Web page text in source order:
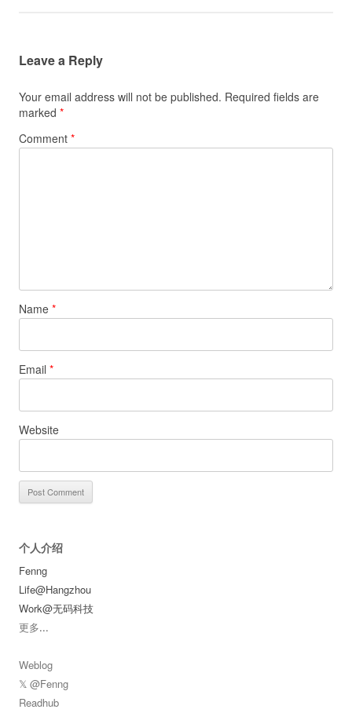
Leave a Reply
Your email address will not be published. Required fields are
marked *
Comment *
Name *
Email *
Website
个人介绍
Fenng
Life@Hangzhou
Work@无码科技
更多...
Weblog
𝕏 @Fenng
Readhub